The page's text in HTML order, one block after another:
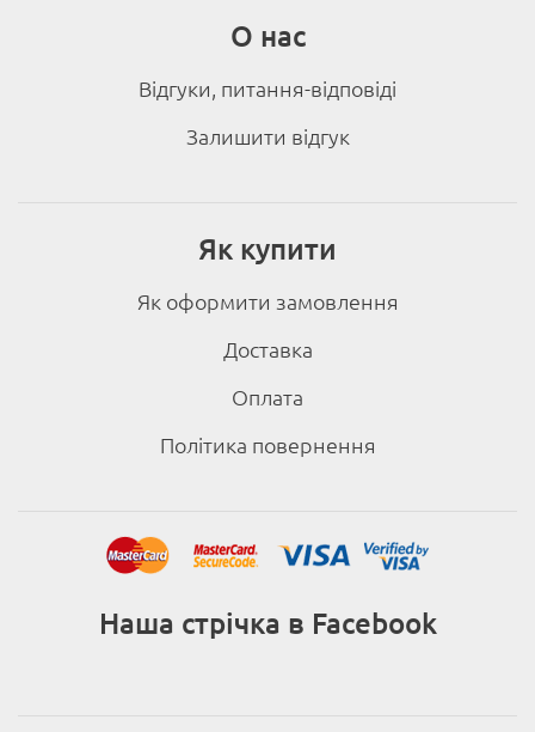
О нас
Відгуки, питання-відповіді
Залишити відгук
Як купити
Як оформити замовлення
Доставка
Оплата
Політика повернення
Наша стрічка в Facebook